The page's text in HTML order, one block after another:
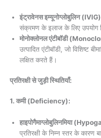
इंट्रावेनस इम्यूनोग्लोबुलिन
संक्रमण के इलाज के लिए उपयोग
मोनोक्लोनल एंटीबॉडी
उत्पादित एंटीबॉडी, जो विशिष्ट
लक्षित करते हैं।
प्रतिरक्षी से जुड़ी स्थितियाँ:
1. कमी (Deficiency):
हाइपोगैमाग्लोबुलिनमिया
प्रतिरक्षी के निम्न स्तर के कारण